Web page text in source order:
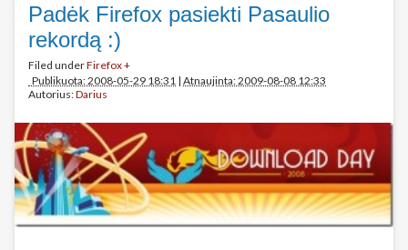
Padėk Firefox pasiekti Pasaulio
rekordą :)
Filed underFirefox +
Publikuota: 2008-05-29 18:31 | Atnaujinta: 2009-08-08 12:33
Autorius:Darius